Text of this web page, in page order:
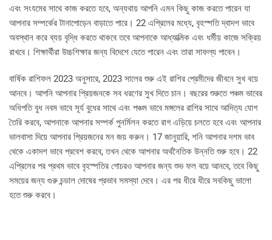
এবং সংযমের সাথে কাজ করতে হবে, অন্যথায় আপনি এমন কিছু কাজ করতে পারেন যা
আপনার সম্পর্কের টানাপোড়েন বাড়াতে পারে। 22 এপ্রিলের মধ্যে, বৃহস্পতি দ্বাদশ ভাবে
অবস্থান করে ব্যয় বৃদ্ধি করতে থাকবে তবে আপনাকে আধ্যাত্মিক এবং ধর্মীয় কাজে সক্রিয়
রাখবে। শিক্ষার্থীরা উচ্চশিক্ষার জন্য বিদেশে যেতে পারেন এবং তারা সাফল্য পাবেন।
বার্ষিক রাশিফল ​​2023 অনুসারে, 2023 সালের শুরু এই রাশির প্রেমীদের জীবনে সুখ বয়ে
আনবে। আপনি আপনার প্রিয়জনকে সব ধরণের সুখ দিতে চান। বছরের শুরুতে পঞ্চম ভাবের
অধিপতি বুধ নবম ভাবে সূর্য বুধের সাথে এবং পঞ্চম ভাবে মঙ্গলের রাশির সাথে আদিত্য যোগ
তৈরি করবে, আপনাকে আপনার সম্পর্ক পুনর্মিলন করতে রাগ এড়িয়ে চলতে হবে এবং আপনার
ভালবাসা দিয়ে আপনার প্রিয়জনের মন জয় করুন। 17 জানুয়ারি, শনি আপনার দশম ভাব
থেকে একাদশ ভাবে প্রবেশ করবে, তখন থেকে আপনার অর্থনৈতিক উন্নতি শুরু হবে। 22
এপ্রিলের পর প্রথম ভাবে বৃহস্পতির গোচরও আপনার জন্য শুভ ফল বয়ে আনবে, তবে কিছু
সময়ের জন্য গুরু চন্ডাল দোষের প্রভাব সমস্যা দেবে। এর পর ধীরে ধীরে সবকিছু ভালো
হতে শুরু করবে।